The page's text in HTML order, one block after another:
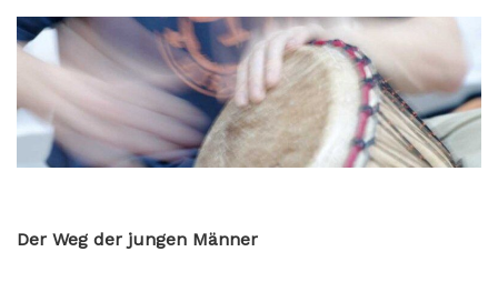
Der Weg der jungen Männer